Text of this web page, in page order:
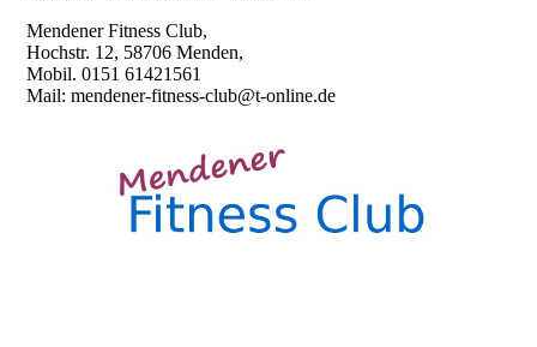
Mendener Fitness Club,
Hochstr. 12, 58706 Menden,
Mobil. 0151 61421561
Mail: mendener-fitness-club@t-online.de